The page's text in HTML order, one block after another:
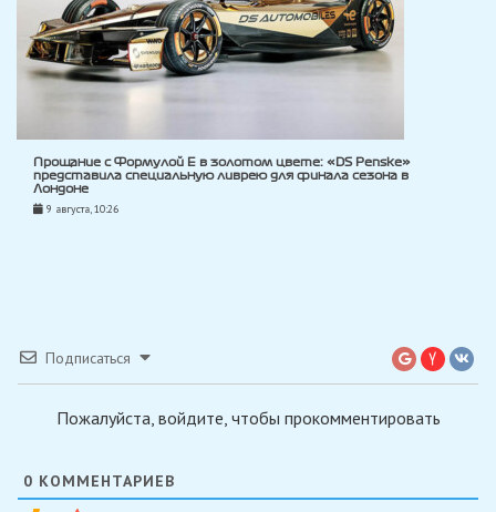
Прощание с Формулой E в золотом цвете: «DS Penske»
представила специальную ливрею для финала сезона в
Лондоне
9 августа, 10:26
Подписаться
Пожалуйста, войдите, чтобы прокомментировать
0 КОММЕНТАРИЕВ